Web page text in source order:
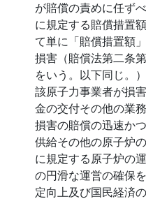
が賠償の責めに任ず
に規定する賠償措置
て単に「賠償措置額
損害（賠償法第二条
をいう。以下同じ。
該原子力事業者が損
金の交付その他の業
損害の賠償の迅速か
供給その他の原子炉
に規定する原子炉の
の円滑な運営の確保
定向上及び国民経済